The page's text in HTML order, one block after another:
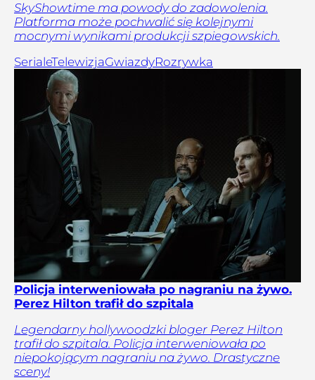
SkyShowtime ma powody do zadowolenia.
Platforma może pochwalić się kolejnymi
mocnymi wynikami produkcji szpiegowskich.
SerialeTelewizjaGwiazdyRozrywka
Policja interweniowała po nagraniu na żywo.
Perez Hilton trafił do szpitala
Legendarny hollywoodzki bloger Perez Hilton
trafił do szpitala. Policja interweniowała po
niepokojącym nagraniu na żywo. Drastyczne
sceny!